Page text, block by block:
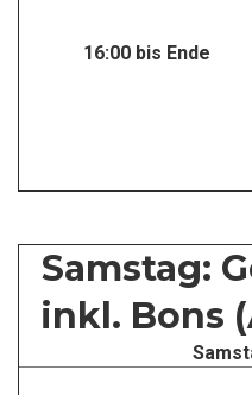
16:00 bis Ende
Samstag:
inkl. Bons